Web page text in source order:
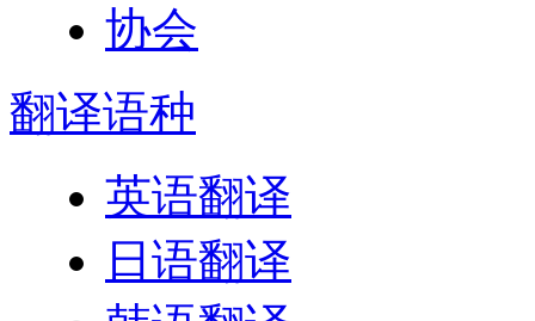
翻译语种
英语翻译
日语翻译